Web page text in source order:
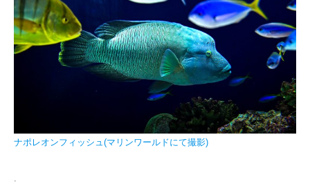
ナポレオンフィッシュ(マリンワールドにて撮影)